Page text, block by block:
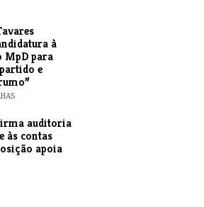
à
MpD para
e
auditoria
às contas
apoia